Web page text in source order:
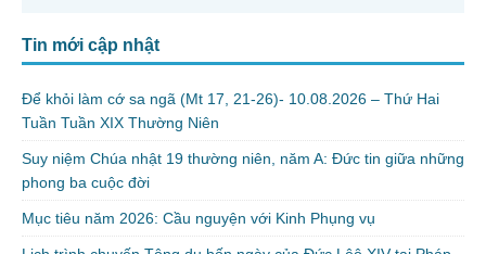
Tin mới cập nhật
Để khỏi làm cớ sa ngã (Mt 17, 21-26)- 10.08.2026 – Thứ Hai
Tuần Tuần XIX Thường Niên
Suy niệm Chúa nhật 19 thường niên, năm A: Đức tin giữa những
phong ba cuộc đời
Mục tiêu năm 2026: Cầu nguyện với Kinh Phụng vụ